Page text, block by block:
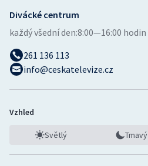
Divácké centrum
každý všední den:8:00—16:00 hodin
261 136 113
info@ceskatelevize.cz
Vzhled
Světlý Tmavý